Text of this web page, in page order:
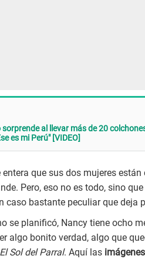
al llevar más de 20
es mi Perú" [VIDEO]
que sus dos mujeres
Pero, eso no es todo, sino
caso bastante peculiar que deja
se planificó, Nancy tiene ocho
algo bonito verdad, algo que
El Sol del Parral. Aquí las